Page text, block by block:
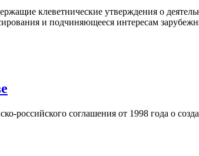
клеветнические утверждения о
и подчиняющееся интересам
соглашения от 1998 года о